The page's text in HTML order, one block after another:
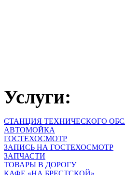
Услуги:
СТАНЦИЯ ТЕХНИЧЕСКОГО
АВТОМОЙКА
ГОСТЕХОСМОТР
ЗАПИСЬ НА ГОСТЕХОСМОТР
ЗАПЧАСТИ
ТОВАРЫ В ДОРОГУ